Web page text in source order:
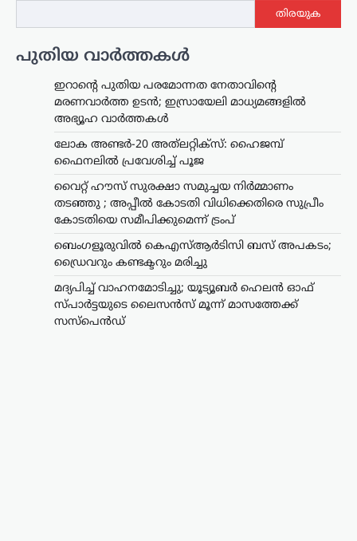
തിരയുക
പുതിയ വാർത്തകൾ
ഇറാന്റെ പുതിയ പരമോന്നത നേതാവിന്റെ
മരണവാർത്ത ഉടൻ; ഇസ്രായേലി മാധ്യമങ്ങളിൽ
അഭ്യൂഹ വാർത്തകൾ
ലോക അണ്ടർ-20 അത്‌ലറ്റിക്സ്: ഹൈജമ്പ്
ഫൈനലിൽ പ്രവേശിച്ച് പൂജ
വൈറ്റ് ഹൗസ് സുരക്ഷാ സമുച്ചയ നിർമ്മാണം
തടഞ്ഞു ; അപ്പീൽ കോടതി വിധിക്കെതിരെ സുപ്രീം
കോടതിയെ സമീപിക്കുമെന്ന് ട്രംപ്
ബെംഗളൂരുവിൽ കെഎസ്ആർടിസി ബസ് അപകടം;
ഡ്രൈവറും കണ്ടക്ടറും മരിച്ചു
മദ്യപിച്ച് വാഹനമോടിച്ചു; യൂട്യൂബർ ഹെലൻ ഓഫ്
സ്പാർട്ടയുടെ ലൈസൻസ് മൂന്ന് മാസത്തേക്ക്
സസ്‌പെൻഡ്